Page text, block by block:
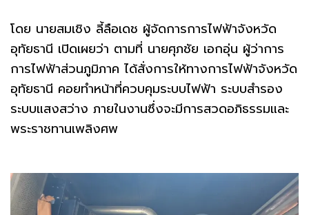
โดย นายสมเชิง ลี้ลือเดช ผู้จัดการการไฟฟ้าจังหวัด
อุทัยธานี เปิดเผยว่า ตามที่ นายศุภชัย เอกอุ่น ผู้ว่าการ
การไฟฟ้าส่วนภูมิภาค ได้สั่งการให้ทางการไฟฟ้าจังหวัด
อุทัยธานี คอยทำหน้าที่ควบคุมระบบไฟฟ้า ระบบสำรอง
ระบบแสงสว่าง ภายในงานซึ่งจะมีการสวดอภิธรรมและ
พระราชทานเพลิงศพ